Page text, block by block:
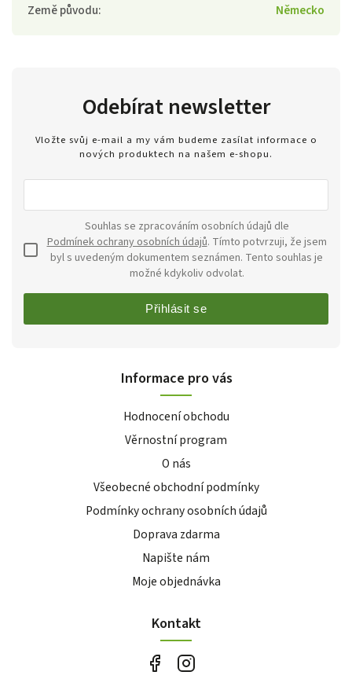
Země původu: Německo
Odebírat newsletter
Vložte svůj e-mail a my vám budeme zasílat informace o
nových produktech na našem e-shopu.
Podmínek ochrany osobních údajů. Tímto potvrzuji, že jsem
byl s uvedeným dokumentem seznámen. Tento souhlas je
možné kdykoliv odvolat.
Přihlásit se
Informace pro vás
Hodnocení obchodu
Věrnostní program
O nás
Všeobecné obchodní podmínky
Podmínky ochrany osobních údajů
Doprava zdarma
Napište nám
Moje objednávka
Kontakt